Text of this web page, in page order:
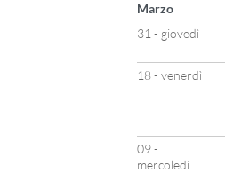
Marzo
31 - giovedì
18 - venerdì
09 -
mercoledì